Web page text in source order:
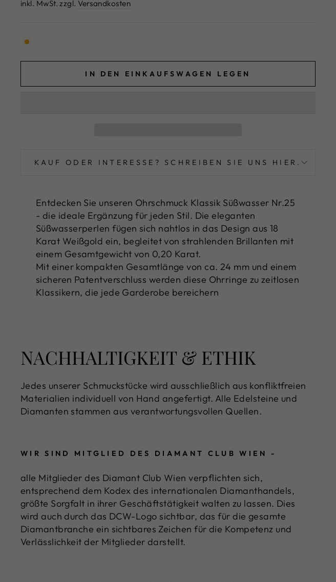
Preis
inkl. MwSt. zzgl. Versandkosten
IN DEN EINKAUFSWAGEN LEGEN
KAUF ODER INTERESSE? SCHREIBEN SIE UNS HIER.
Entdecken Sie unseren Ohrschmuck Klassik Süßwasser Nr.25
- die ideale Ergänzung für jeden Stil. Die eleganten
Süßwasserperlen fügen sich nahtlos in das Design aus 18
Karat Weißgold ein, begleitet von strahlenden Brillanten mit
einem Gesamtgewicht von 0,20 Karat.
Mit einer kompakten Gesamtlänge von ca. 24 mm und einem
sicheren Patentverschluss werden diese Ohrringe zu zeitlosen
Klassikern, die jede Garderobe bereichern
NACHHALTIGKEIT & ETHIK
Jedes unserer Schmuckstücke wird ausschließlich aus konfliktfreien
Materialien individuell von Hand angefertigt. Alle Edelsteine und
Diamanten stammen aus verantwortungsvollen Quellen.
WIR SIND MITGLIED DES DIAMANT CLUB WIEN -
alle Mitglieder des Diamant Club Wien verpflichten sich,
entsprechend dem Kodex des internationalen Diamanthandels,
größte Sorgfalt in ihrer Geschäftstätigkeit walten zu lassen. Dies
wird auch durch das DCW-Logo sichtbar, das für die gesamte
Diamantbranche ein sichtbares Zeichen für die Kompetenz und
Verlässlichkeit der Mitglieder darstellt.